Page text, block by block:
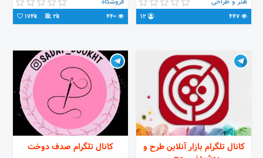
2k
174k
کانال تلگرام بازار آنلاین طرح و
کانال تلگرام صدف دوخت